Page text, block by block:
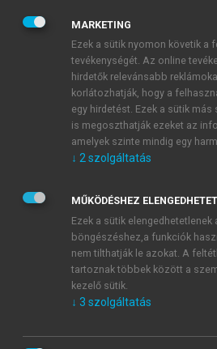
JELSZÓ
JELSZÓ ÚJRA
Kérek értesítést a MeRSZ
Kérek értesítést az Akadémiai
Adatkezelési tájékoztatóban
veszem és elfogadom.
Általános vásárlási feltételeket,
mersz.huoldalak
tudomásul veszem és elfogadom.
KIPRÓBÁLOM
MARKETING
Ezek a sütik nyomon követik a
tevékenységét. Az online
hirdetők relevánsabb
korlátozhatják, hogy a
egy hirdetést. Ezek a sütik más
is megoszthatják ezeket az
amelyek szinte mindig egy
↓ 2 szolgáltatás
MŰKÖDÉSHEZ
Ezek a sütik
böngészéshez,a funkciók
nem tilthatják le azokat. A
tartoznak többek között a
kezelő sütik.
↓ 3 szolgáltatás